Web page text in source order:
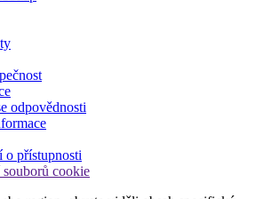
odpovědnosti
o přístupnosti
souborů cookie